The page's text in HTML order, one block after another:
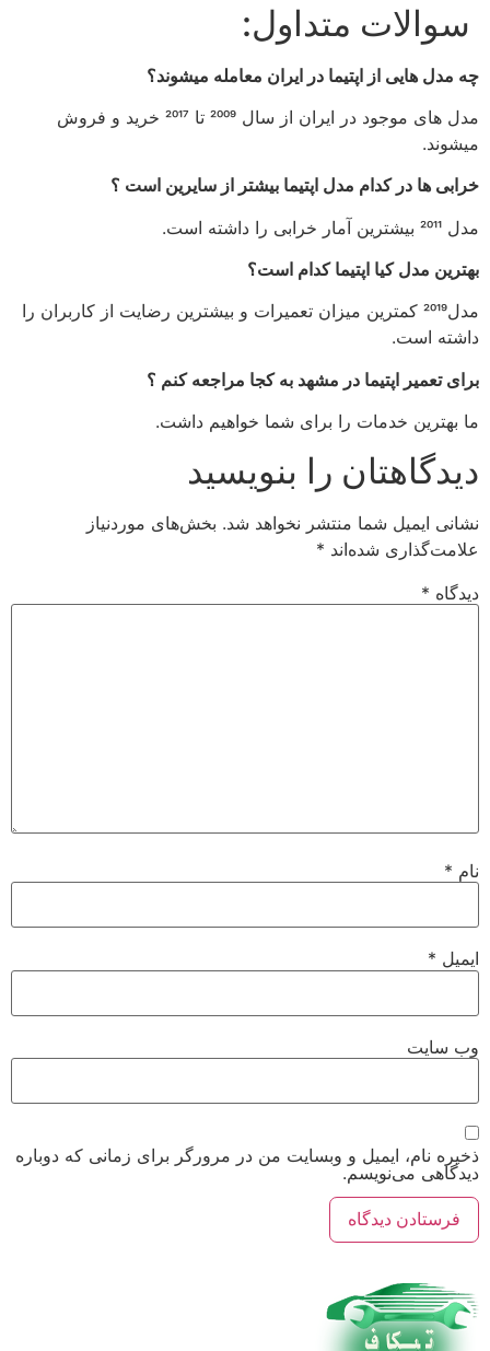
سوالات متداول:
چه مدل هایی از اپتیما در ایران معامله میشوند؟
مدل های موجود در ایران از سال 2009 تا 2017 خرید و فروش
میشوند.
خرابی ها در کدام مدل اپتیما بیشتر از سایرین است ؟
مدل 2011 بیشترین آمار خرابی را داشته است.
بهترین مدل کیا اپتیما کدام است؟
مدل2019 کمترین میزان تعمیرات و بیشترین رضایت از کاربران را
داشته است.
برای تعمیر اپتیما در مشهد به کجا مراجعه کنم ؟
ما بهترین خدمات را برای شما خواهیم داشت.
دیدگاهتان را بنویسید
نشانی ایمیل شما منتشر نخواهد شد. بخش‌های موردنیاز
علامت‌گذاری شده‌اند *
دیدگاه *
نام *
ایمیل *
وب‌ سایت
ذخیره نام، ایمیل و وبسایت من در مرورگر برای زمانی که دوباره
دیدگاهی می‌نویسم.